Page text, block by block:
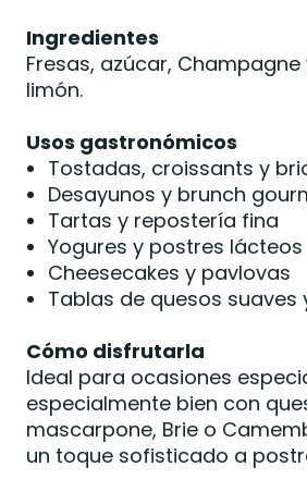
Ingredientes
Fresas, azúcar,
limón.
Usos gastronómicos
Tostadas, croissants y
Desayunos y brunch
Tartas y repostería fina
Yogures y postres lácteos
Cheesecakes y pavlovas
Tablas de quesos suaves
Cómo disfrutarla
Ideal para ocasiones
especialmente bien con
mascarpone, Brie o
un toque sofisticado a